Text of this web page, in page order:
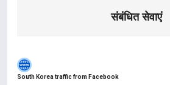
संबंधित सेवाएं
South Korea traffic from Facebook